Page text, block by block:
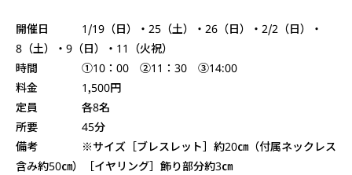
開催日 1/19（日）・25（土）・26（日）・2/2（日）・
8（土）・9（日）・11（火祝）
時間 ①10：00 ②11：30 ③14:00
料金 1,500円
定員 各8名
所要 45分
備考 ※サイズ［ブレスレット］約20㎝（付属ネックレス
含み約50㎝）［イヤリング］飾り部分約3㎝